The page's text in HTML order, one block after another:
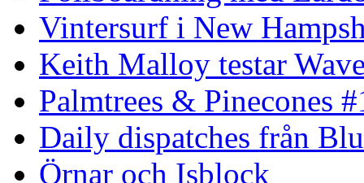
Vintersurf i New
Keith Malloy testar
Palmtrees & Pinecones
Daily dispatches från
Örnar och Isblock